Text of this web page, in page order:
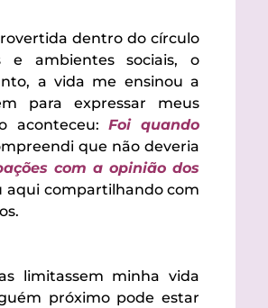
dentro do círculo
e ambientes sociais, o
a vida me ensinou a
para expressar meus
aconteceu: Foi quando
que não deveria
com a opinião dos
aqui compartilhando com
limitassem minha vida
próximo pode estar